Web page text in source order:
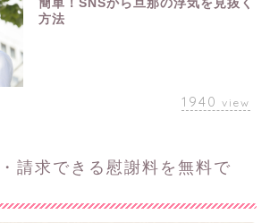
簡単！SNSから旦那の浮気を見抜く
方法
1940 view
請求できる慰謝料を無料で